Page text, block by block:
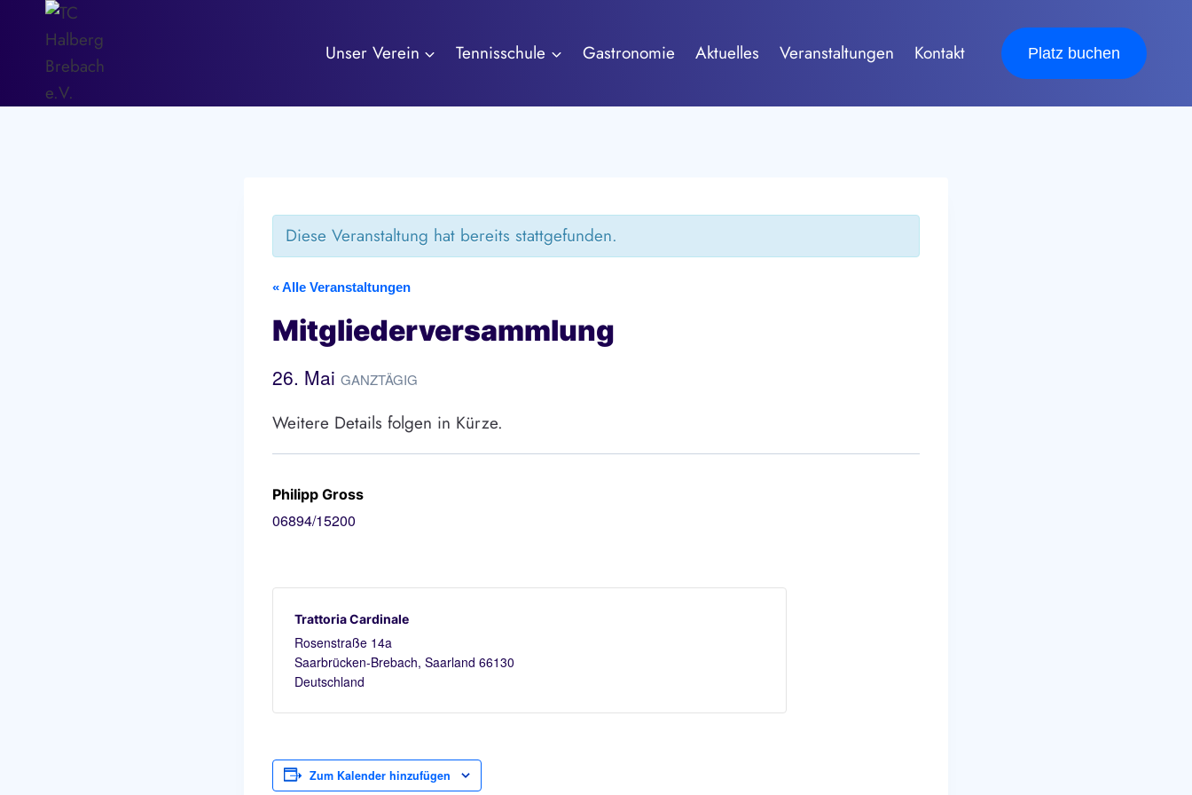
springen
Unser Verein Tennisschule Gastronomie Aktuelles Veranstaltungen Kontakt Platz buchen
Diese Veranstaltung hat bereits stattgefunden.
« Alle Veranstaltungen
Mitgliederversammlung
26. Mai GANZTÄGIG
Weitere Details folgen in Kürze.
Philipp Gross
06894/15200
Trattoria Cardinale
Rosenstraße 14a
Saarbrücken-Brebach, Saarland 66130
Deutschland
Zum Kalender hinzufügen